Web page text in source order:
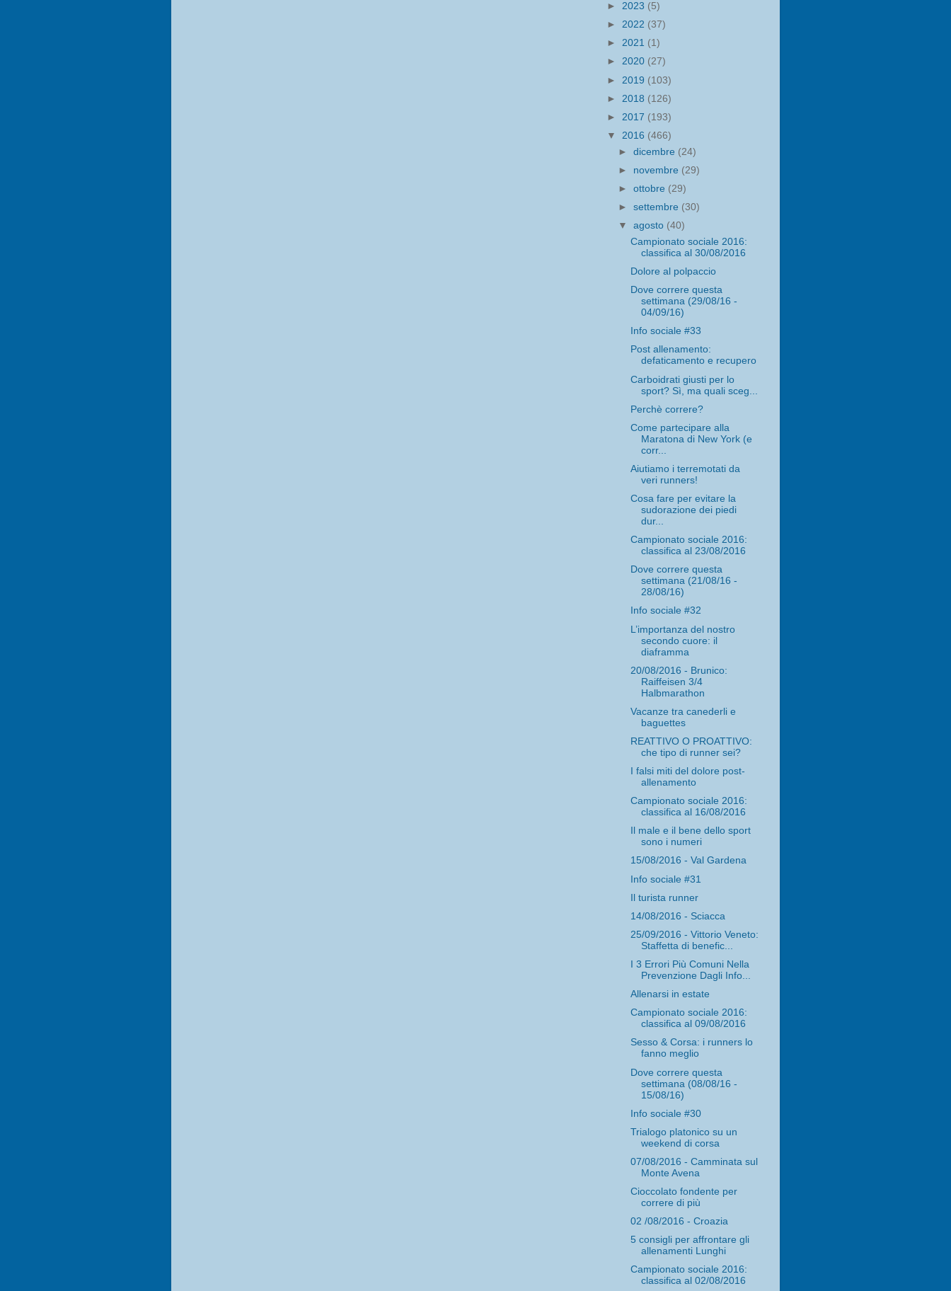
► 2023 (5)
► 2022 (37)
► 2021 (1)
► 2020 (27)
► 2019 (103)
► 2018 (126)
► 2017 (193)
▼ 2016 (466)
►dicembre (24)
► novembre (29)
►ottobre (29)
►settembre (30)
▼agosto (40)
Campionato sociale 2016:
classifica al 30/08/2016
Dolore al polpaccio
Dove correre questa
settimana (29/08/16 -
04/09/16)
Info sociale #33
Post allenamento:
defaticamento e recupero
Carboidrati giusti per lo
sport? Sì, ma quali sceg...
Perchè correre?
Come partecipare alla
Maratona di New York (e
corr...
Aiutiamo i terremotati da
veri runners!
Cosa fare per evitare la
sudorazione dei piedi
dur...
Campionato sociale 2016:
classifica al 23/08/2016
Dove correre questa
settimana (21/08/16 -
28/08/16)
Info sociale #32
L’importanza del nostro
secondo cuore: il
diaframma
20/08/2016 - Brunico:
Raiffeisen 3/4
Halbmarathon
Vacanze tra canederli e
baguettes
REATTIVO O PROATTIVO:
che tipo di runner sei?
I falsi miti del dolore post-
allenamento
Campionato sociale 2016:
classifica al 16/08/2016
Il male e il bene dello sport
sono i numeri
15/08/2016 - Val Gardena
Info sociale #31
Il turista runner
14/08/2016 - Sciacca
25/09/2016 - Vittorio Veneto:
Staffetta di benefic...
I 3 Errori Più Comuni Nella
Prevenzione Dagli Info...
Allenarsi in estate
Campionato sociale 2016:
classifica al 09/08/2016
Sesso & Corsa: i runners lo
fanno meglio
Dove correre questa
settimana (08/08/16 -
15/08/16)
Info sociale #30
Trialogo platonico su un
weekend di corsa
07/08/2016 - Camminata sul
Monte Avena
Cioccolato fondente per
correre di più
02 /08/2016 - Croazia
5 consigli per affrontare gli
allenamenti Lunghi
Campionato sociale 2016:
classifica al 02/08/2016